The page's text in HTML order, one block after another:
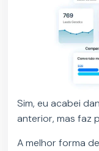
Sim, eu acabei
anterior, mas faz
A melhor forma